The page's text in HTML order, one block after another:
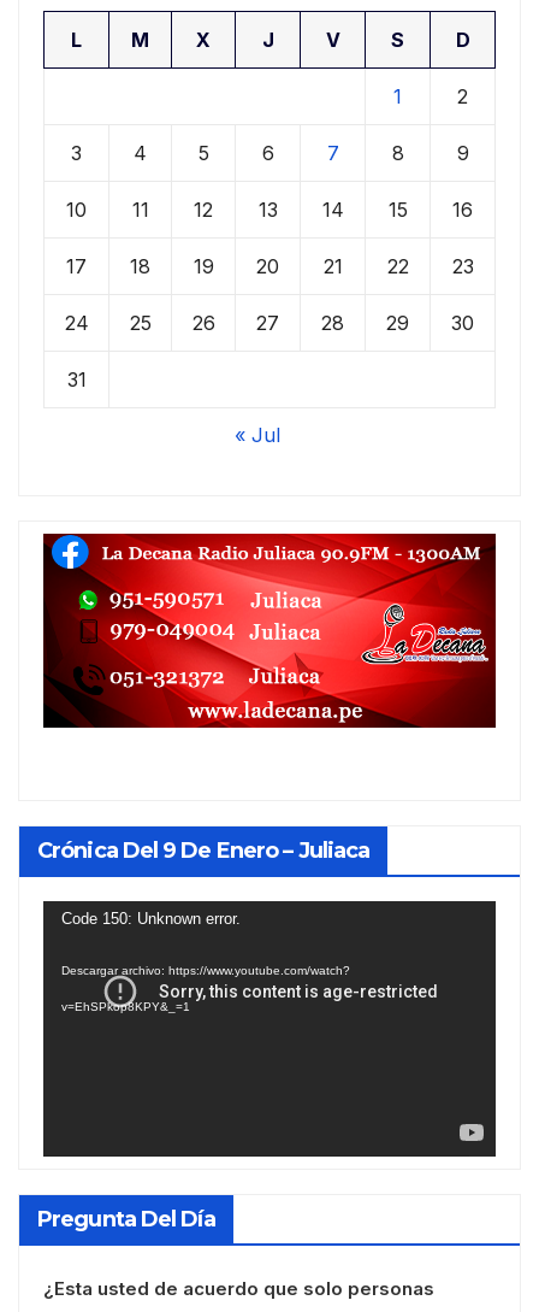
L M X J V S D
1 2
3 4 5 6 7 8 9
10 11 12 13 14 15 16
17 18 19 20 21 22 23
24 25 26 27 28 29 30
31
« Jul
Crónica Del 9 De Enero – Juliaca
Reproductor
Code 150: Unknown error.
Descargar archivo: https://www.youtube.com/watch?
v=EhSPkop8KPY&_=1
Pregunta Del Día
¿Esta usted de acuerdo que solo personas